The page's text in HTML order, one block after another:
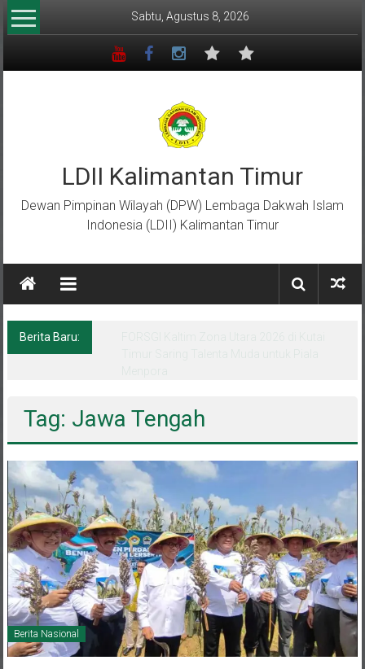
Lompat
ke
Sabtu, Agustus 8, 2026
LDII Kalimantan Timur
Dewan Pimpinan Wilayah (DPW) Lembaga Dakwah Islam
Indonesia (LDII) Kalimantan Timur
Berita Baru:
Tag: Jawa Tengah
Berita Nasional